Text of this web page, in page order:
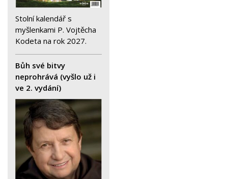
Stolní kalendář s
myšlenkami P. Vojtěcha
Kodeta na rok 2027.
Bůh své bitvy
neprohrává (vyšlo už i
ve 2. vydání)